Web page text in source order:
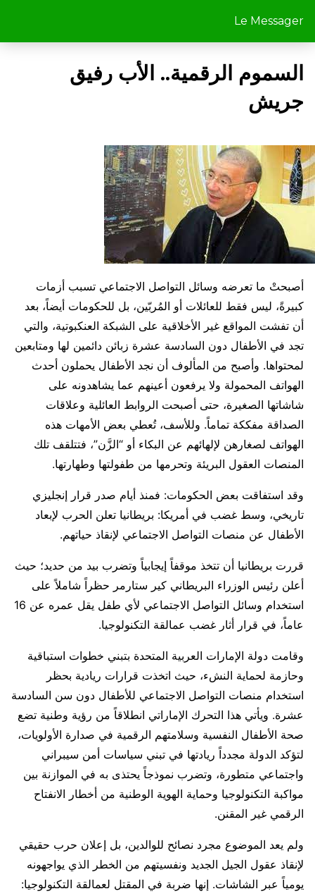
Le Messager
السموم الرقمية.. الأب رفيق
جريش
أصبحتْ ما تعرضه وسائل التواصل الاجتماعي تسبب أزمات
كبيرةً، ليس فقط للعائلات أو المُربّين، بل للحكومات أيضاً، بعد
أن تفشت المواقع غير الأخلاقية على الشبكة العنكبوتية، والتي
تجد في الأطفال دون السادسة عشرة زبائن دائمين لها ومتابعين
لمحتواها. وأصبح من المألوف أن نجد الأطفال يحملون أحدث
الهواتف المحمولة ولا يرفعون أعينهم عما يشاهدونه على
شاشاتها الصغيرة، حتى أصبحت الروابط العائلية وعلاقات
الصداقة مفككة تماماً. وللأسف، تُعطي بعض الأمهات هذه
الهواتف لصغارهن لإلهائهم عن البكاء أو “الزَّن”، فتتلقف تلك
المنصات العقول البريئة وتحرمها من طفولتها وطهارتها.
وقد استفاقت بعض الحكومات: فمنذ أيام صدر قرار إنجليزي
تاريخي، وسط غضب في أمريكا: بريطانيا تعلن الحرب لإبعاد
الأطفال عن منصات التواصل الاجتماعي لإنقاذ حياتهم.
قررت بريطانيا أن تتخذ موقفاً إيجابياً وتضرب بيد من حديد؛ حيث
أعلن رئيس الوزراء البريطاني كير ستارمر حظراً شاملاً على
استخدام وسائل التواصل الاجتماعي لأي طفل يقل عمره عن 16
عاماً، في قرار أثار غضب عمالقة التكنولوجيا.
وقامت دولة الإمارات العربية المتحدة بتبني خطوات استباقية
وحازمة لحماية النشء، حيث اتخذت قرارات ريادية بحظر
استخدام منصات التواصل الاجتماعي للأطفال دون سن السادسة
عشرة. ويأتي هذا التحرك الإماراتي انطلاقاً من رؤية وطنية تضع
صحة الأطفال النفسية وسلامتهم الرقمية في صدارة الأولويات،
لتؤكد الدولة مجدداً ريادتها في تبني سياسات أمن سيبراني
واجتماعي متطورة، وتضرب نموذجاً يحتذى به في الموازنة بين
مواكبة التكنولوجيا وحماية الهوية الوطنية من أخطار الانفتاح
الرقمي غير المقنن.
ولم يعد الموضوع مجرد نصائح للوالدين، بل إعلان حرب حقيقي
لإنقاذ عقول الجيل الجديد ونفسيتهم من الخطر الذي يواجهونه
يومياً عبر الشاشات. إنها ضربة في المقتل لعمالقة التكنولوجيا: